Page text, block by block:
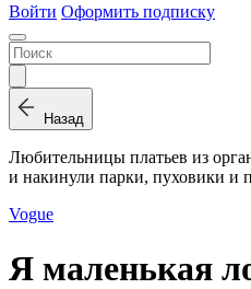
Войти Оформить подписку
Назад
Любительницы платьев из
и накинули парки, пуховики и
Vogue
Я маленькая